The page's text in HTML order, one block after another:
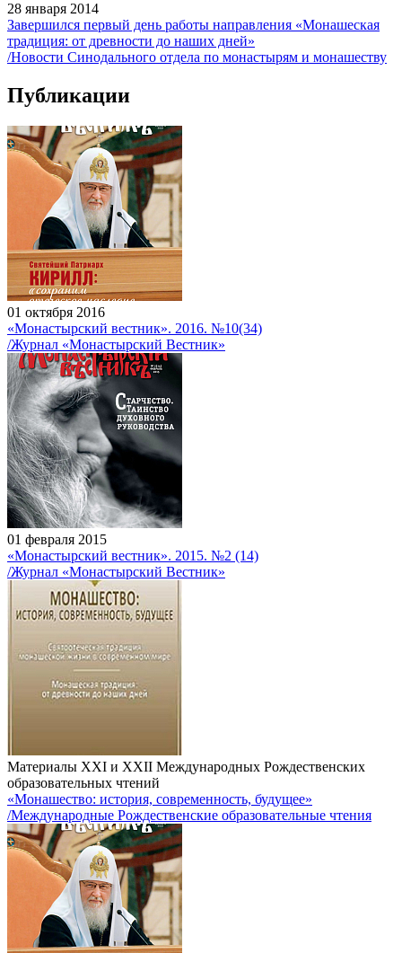
28 января 2014
Завершился первый день работы направления «Монашеская
традиция: от древности до наших дней»
/Новости Синодального отдела по монастырям и монашеству
Публикации
01 октября 2016
«Монастырский вестник». 2016. №10(34)
/Журнал «Монастырский Вестник»
01 февраля 2015
«Монастырский вестник». 2015. №2 (14)
/Журнал «Монастырский Вестник»
Материалы XXI и XXII Международных Рождественских
образовательных чтений
«Монашество: история, современность, будущее»
/Международные Рождественские образовательные чтения